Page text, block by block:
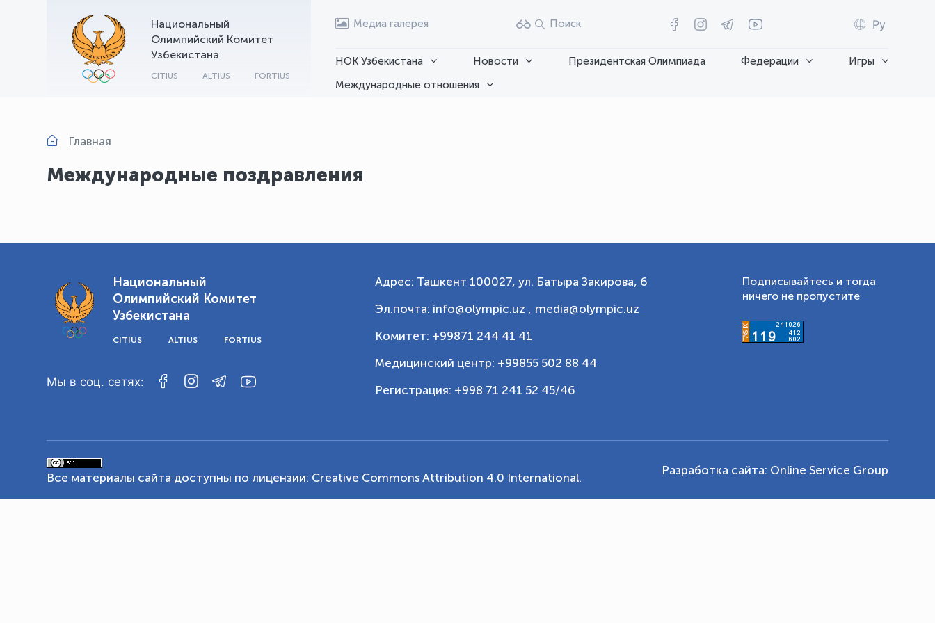
Национальный
Олимпийский Комитет
Узбекистана
CITIUS ALTIUS FORTIUS
Медиа галерея Поиск Ру
НОК Узбекистана Новости Президентская Олимпиада Федерации
Игры
Международные отношения
Главная
Международные поздравления
Национальный
Олимпийский Комитет
Узбекистана
CITIUS ALTIUS FORTIUS
Мы в соц. сетях:
Адрес: Ташкент 100027, ул. Батыра Закирова, 6
Эл.почта: info@olympic.uz , media@olympic.uz
Комитет: +99871 244 41 41
Медицинский центр: +99855 502 88 44
Регистрация: +998 71 241 52 45/46
Подписывайтесь и тогда
ничего не пропустите
Все материалы сайта доступны по лицензии: Creative Commons Attribution 4.0 International.
Разработка сайта: Online Service Group